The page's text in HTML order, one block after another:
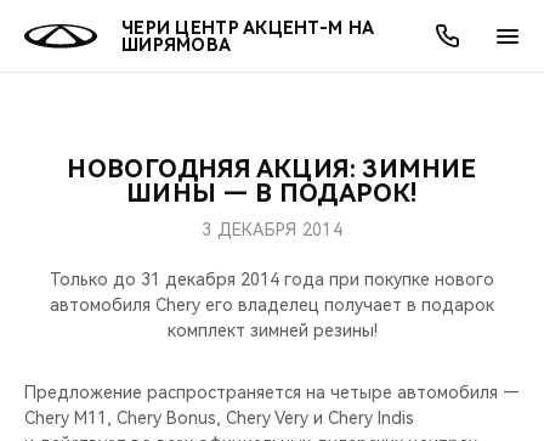
ЧЕРИ ЦЕНТР АКЦЕНТ-М НА
ШИРЯМОВА
МОДЕЛИ
КРОССОВЕРЫ
СЕДАНЫ
ПОКУПАТЕЛЯМ
КРЕДИТ И СТРАХОВАНИЕ
ВЛАДЕЛЬЦАМ
ЗАПЧАСТИ И АКСЕССУАРЫ
CHERY CONNECT
МИР CHERY
О БРЕНДЕ
ЛЮДИ CHERY
АКЦИИ
ОНЛАЙН СЕРВИСЫ
КРЕДИТ
О КОМПАНИИ
МЫ В СОЦСЕТЯХ
НОВОГОДНЯЯ АКЦИЯ: ЗИМНИЕ
ШИНЫ — В ПОДАРОК!
3 ДЕКАБРЯ 2014
Только до 31 декабря 2014 года при покупке нового
автомобиля Chery его владелец получает в подарок
комплект зимней резины!
Предложение распространяется на четыре автомобиля —
Chery М11, Chery Bonus, Chery Very и Chery Indis